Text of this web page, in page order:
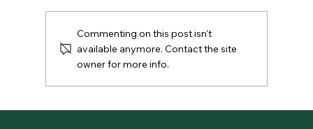
Vollkorn-Fladen-Pizzen mit weißer
Commenting on this post isn't
available anymore. Contact the site
owner for more info.